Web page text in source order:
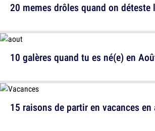
10 galères quand tu es né(e) en
20 memes drôles quand on déteste
15 raisons de partir en vacances en